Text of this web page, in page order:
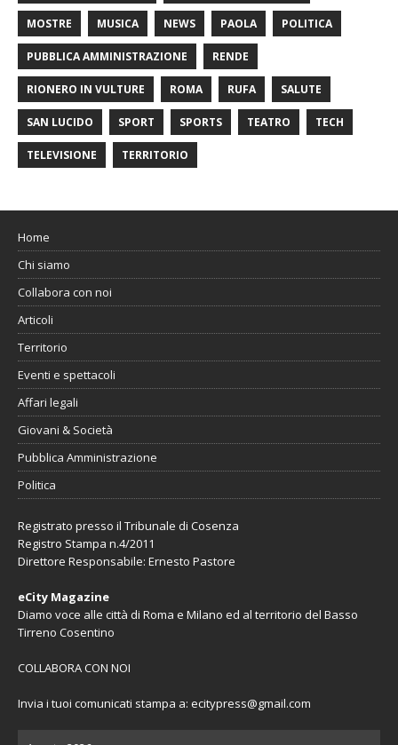
MOSTRE MUSICA NEWS PAOLA POLITICA
PUBBLICA AMMINISTRAZIONE RENDE
RIONERO IN VULTURE ROMA RUFA SALUTE
SAN LUCIDO SPORT SPORTS TEATRO TECH
TELEVISIONE TERRITORIO
Home
Chi siamo
Collabora con noi
Articoli
Territorio
Eventi e spettacoli
Affari legali
Giovani & Società
Pubblica Amministrazione
Politica
Registrato presso il Tribunale di Cosenza
Registro Stampa n.4/2011
Direttore Responsabile: Ernesto Pastore
eCity Magazine
Diamo voce alle città di Roma e Milano ed al territorio del Basso
Tirreno Cosentino
COLLABORA CON NOI
Invia i tuoi comunicati stampa a: ecitypress@gmail.com